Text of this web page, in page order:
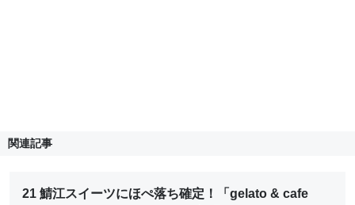
関連記事
21 鯖江スイーツにほぺ落ち確定！「gelato & cafe